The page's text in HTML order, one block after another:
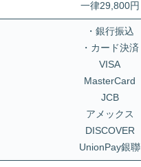
一律29,800円
・銀行振込
・カード決済
VISA
MasterCard
JCB
アメックス
DISCOVER
UnionPay銀聯